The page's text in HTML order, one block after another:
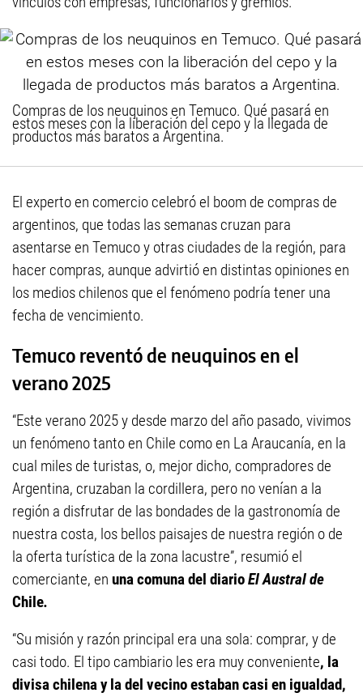
Compras de los neuquinos en Temuco. Qué pasará en
estos meses con la liberación del cepo y la llegada de
productos más baratos a Argentina.
El experto en comercio celebró el boom de compras de
argentinos, que todas las semanas cruzan para
asentarse en Temuco y otras ciudades de la región, para
hacer compras, aunque advirtió en distintas opiniones en
los medios chilenos que el fenómeno podría tener una
fecha de vencimiento.
Temuco reventó de neuquinos en el
verano 2025
“Este verano 2025 y desde marzo del año pasado, vivimos
un fenómeno tanto en Chile como en La Araucanía, en la
cual miles de turistas, o, mejor dicho, compradores de
Argentina, cruzaban la cordillera, pero no venían a la
región a disfrutar de las bondades de la gastronomía de
nuestra costa, los bellos paisajes de nuestra región o de
la oferta turística de la zona lacustre”, resumió el
comerciante, en una comuna del diarioEl Austral de
Chile.
“Su misión y razón principal era una sola: comprar, y de
casi todo. El tipo cambiario les era muy conveniente, la
divisa chilena y la del vecino estaban casi en igualdad,